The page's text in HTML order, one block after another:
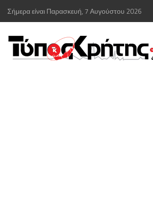
Σήμερα είναι Παρασκευή, 7 Αυγούστου 2026